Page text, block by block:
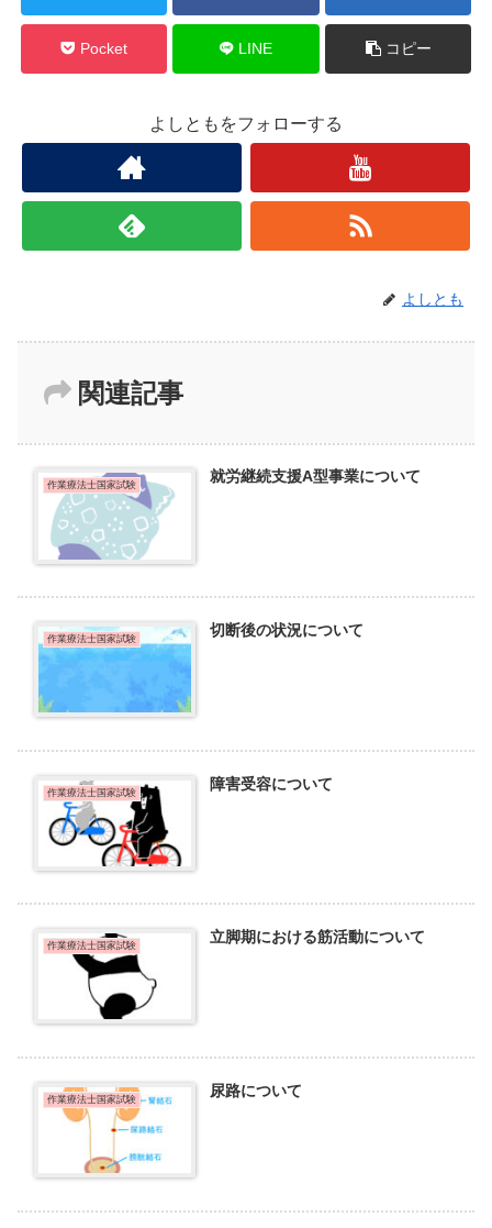
Pocket LINE コピー
よしともをフォローする
よしとも
関連記事
作業療法士国家試験 就労継続支援A型事業について
作業療法士国家試験 切断後の状況について
作業療法士国家試験 障害受容について
作業療法士国家試験 立脚期における筋活動について
作業療法士国家試験 尿路について